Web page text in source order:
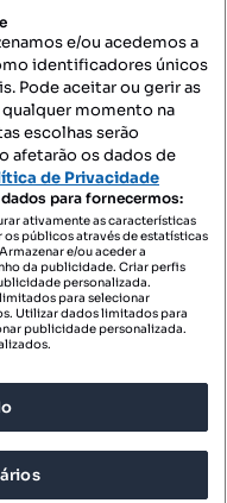
NA:
Portugal, S.A.
e/ou acedemos a
identificadores únicos
Pode aceitar ou gerir as
momento na
escolhas serão
afetarão os dados de
de Privacidade
para fornecermos:
ativamente as características
públicos através de estatísticas
e/ou aceder a
da publicidade. Criar perfis
personalizada.
para selecionar
Utilizar dados limitados para
publicidade personalizada.